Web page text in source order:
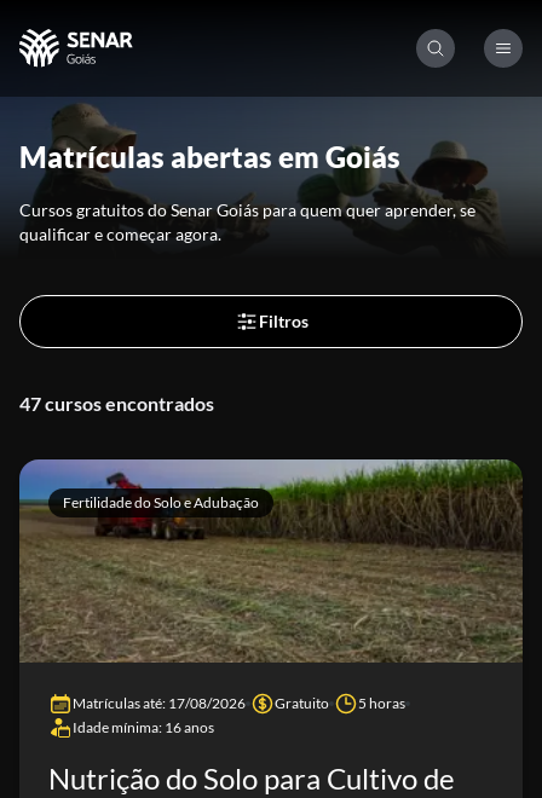
Matrículas abertas em Goiás
Cursos gratuitos do Senar Goiás para quem quer aprender, se
qualificar e começar agora.
Filtros
47 cursos encontrados
Fertilidade do Solo e Adubação
Matrículas até: 17/08/2026 Gratuito
5 horas
Idade mínima: 16 anos
Nutrição do Solo para Cultivo de